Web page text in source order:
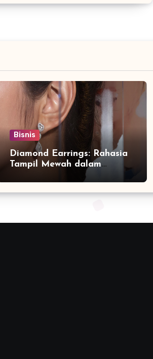
Bisnis
Diamond Earrings: Rahasia
Tampil Mewah dalam
Sekejap yang Jarang
Diketahui